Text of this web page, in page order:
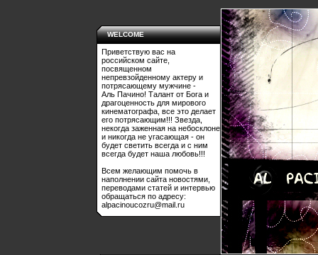
WELCOME
Приветствую вас на
российском сайте,
посвященном
непревзойденному актеру и
потрясающему мужчине -
Аль Пачино! Талант от Бога и
драгоценность для мирового
кинематографа, все это делает
его потрясающим!!! Звезда,
некогда заженная на небосклоне
и никогда не угасающая - он
будет светить всегда и с ним
всегда будет наша любовь!!!
Всем желающим помочь в
наполнении сайта новостями,
переводами статей и интервью
обращаться по адресу:
alpacinoucozru@mail.ru